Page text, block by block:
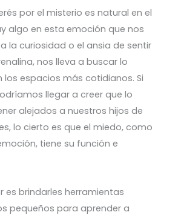
por el misterio es natural en el
algo en esta emoción que nos
la curiosidad o el ansia de sentir
nos lleva a buscar lo
los espacios más cotidianos. Si
llegar a creer que lo
alejados a nuestros hijos de
lo cierto es que el miedo, como
tiene su función e
es brindarles herramientas
pequeños para aprender a